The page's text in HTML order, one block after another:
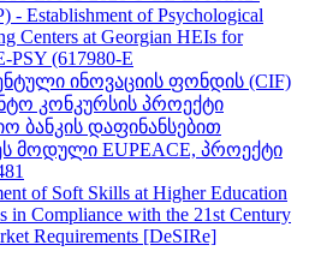
- Establishment of Psychological
Centers at Georgian HEIs for
PSY (617980-E
ინოვაციის ფონდის (CIF)
კონკურსის პროექტი
ბანკის დაფინანსებით
მოდული EUPEACE, პროექტი
of Soft Skills at Higher Education
in Compliance with the 21st Century
Requirements [DeSIRe]